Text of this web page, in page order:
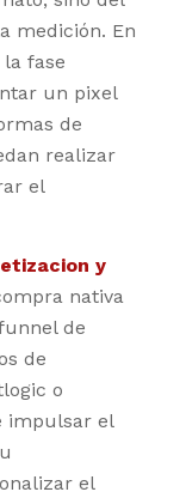
medición. En
fase
un pixel
de
realizar
el
y
nativa
de
de
o
impulsar el
el